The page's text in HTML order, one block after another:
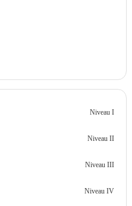
Niveau I
Niveau II
Niveau III
Niveau IV